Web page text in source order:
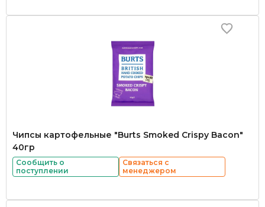
Чипсы картофельные "Burts Smoked Crispy Bacon"
40гр
Сообщить о
поступлении
Связаться с
менеджером